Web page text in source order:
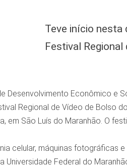
Teve início nesta
Festival Regional
Econômico e
Regional de Vídeo de Bolso
em São Luís do Maranhão. O
celular, máquinas fotográficas
Federal do